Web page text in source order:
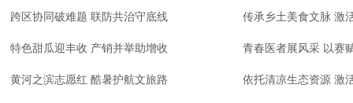
跨区协同破难题 联防共治守底线 传承乡土美食文脉 激
特色甜瓜迎丰收 产销并举助增收 青春医者展风采 以赛
黄河之滨志愿红 酷暑护航文旅路 依托清凉生态资源 激